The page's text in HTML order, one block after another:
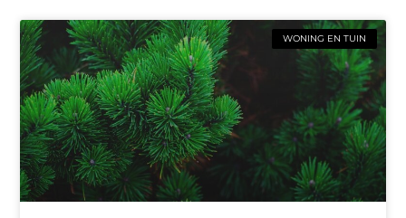
WONING EN TUIN